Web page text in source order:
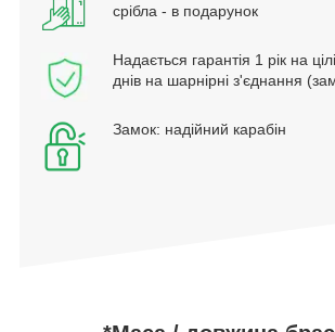
срібла - в подарунок
Надається гарантія 1 рік на
днів на шарнірні з'єднання
Замок: надійний карабін